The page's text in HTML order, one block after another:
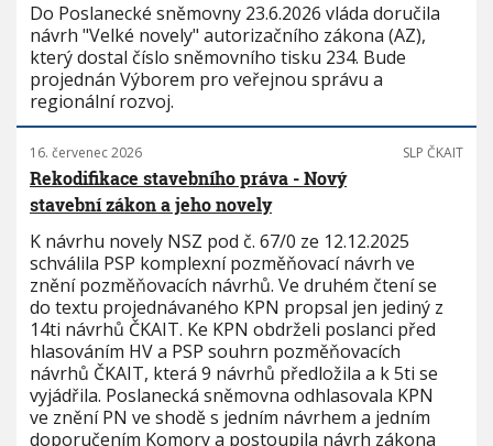
Do Poslanecké sněmovny 23.6.2026 vláda doručila
návrh "Velké novely" autorizačního zákona (AZ),
který dostal číslo sněmovního tisku 234. Bude
projednán Výborem pro veřejnou správu a
regionální rozvoj.
16. červenec 2026 SLP ČKAIT
Rekodifikace stavebního práva - Nový
stavební zákon a jeho novely
K návrhu novely NSZ pod č. 67/0 ze 12.12.2025
schválila PSP komplexní pozměňovací návrh ve
znění pozměňovacích návrhů. Ve druhém čtení se
do textu projednávaného KPN propsal jen jediný z
14ti návrhů ČKAIT. Ke KPN obdrželi poslanci před
hlasováním HV a PSP souhrn pozměňovacích
návrhů ČKAIT, která 9 návrhů předložila a k 5ti se
vyjádřila. Poslanecká sněmovna odhlasovala KPN
ve znění PN ve shodě s jedním návrhem a jedním
doporučením Komory a postoupila návrh zákona